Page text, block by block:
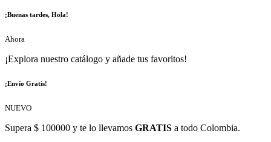
¡Buenas tardes, Hola!
Ahora
¡Explora nuestro catálogo y añade tus favoritos!
¡Envío Gratis!
NUEVO
Supera $ 100000 y te lo llevamos GRATIS a todo Colombia.